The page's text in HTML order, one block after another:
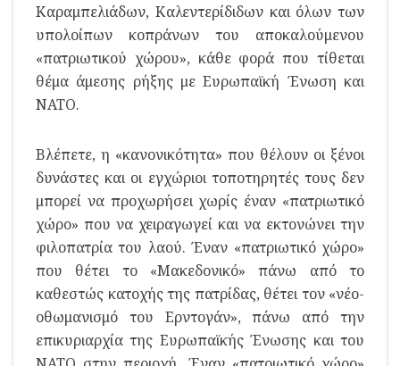
Καραμπελιάδων, Καλεντερίδιδων και όλων των
υπολοίπων κοπράνων του αποκαλούμενου
«πατριωτικού χώρου», κάθε φορά που τίθεται
θέμα άμεσης ρήξης με Ευρωπαϊκή Ένωση και
ΝΑΤΟ.
Βλέπετε, η «κανονικότητα» που θέλουν οι ξένοι
δυνάστες και οι εγχώριοι τοποτηρητές τους δεν
μπορεί να προχωρήσει χωρίς έναν «πατριωτικό
χώρο» που να χειραγωγεί και να εκτονώνει την
φιλοπατρία του λαού. Έναν «πατριωτικό χώρο»
που θέτει το «Μακεδονικό» πάνω από το
καθεστώς κατοχής της πατρίδας, θέτει τον «νέο-
οθωμανισμό του Ερντογάν», πάνω από την
επικυριαρχία της Ευρωπαϊκής Ένωσης και του